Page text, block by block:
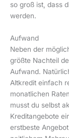
so groß ist, dass
werden.
Aufwand
Neben der
größte Nachteil
Aufwand.
Altkredit einfach
monatlichen
musst du selbst
Kreditangebote
erstbeste